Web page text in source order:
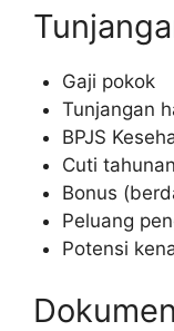
Gaji pokok
Tunjangan
BPJS
Cuti tahunan
Bonus
Peluang
Potensi